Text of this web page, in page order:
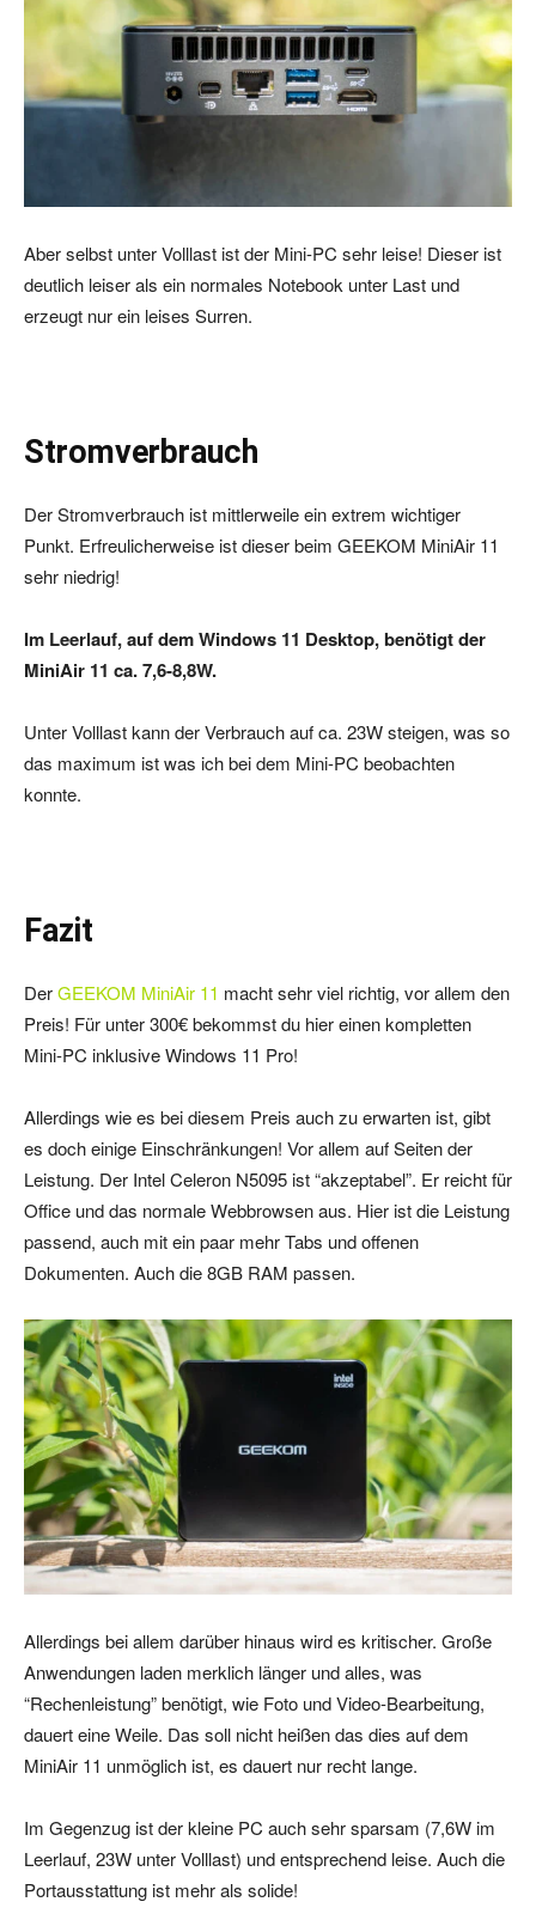
Aber selbst unter Volllast ist der Mini-PC sehr leise! Dieser ist
deutlich leiser als ein normales Notebook unter Last und
erzeugt nur ein leises Surren.
Stromverbrauch
Der Stromverbrauch ist mittlerweile ein extrem wichtiger
Punkt. Erfreulicherweise ist dieser beim GEEKOM MiniAir 11
sehr niedrig!
Im Leerlauf, auf dem Windows 11 Desktop, benötigt der
MiniAir 11 ca. 7,6-8,8W.
Unter Volllast kann der Verbrauch auf ca. 23W steigen, was so
das maximum ist was ich bei dem Mini-PC beobachten
konnte.
Fazit
DerGEEKOM MiniAir 11 macht sehr viel richtig, vor allem den
Preis! Für unter 300€ bekommst du hier einen kompletten
Mini-PC inklusive Windows 11 Pro!
Allerdings wie es bei diesem Preis auch zu erwarten ist, gibt
es doch einige Einschränkungen! Vor allem auf Seiten der
Leistung. Der Intel Celeron N5095 ist “akzeptabel”. Er reicht für
Office und das normale Webbrowsen aus. Hier ist die Leistung
passend, auch mit ein paar mehr Tabs und offenen
Dokumenten. Auch die 8GB RAM passen.
Allerdings bei allem darüber hinaus wird es kritischer. Große
Anwendungen laden merklich länger und alles, was
“Rechenleistung” benötigt, wie Foto und Video-Bearbeitung,
dauert eine Weile. Das soll nicht heißen das dies auf dem
MiniAir 11 unmöglich ist, es dauert nur recht lange.
Im Gegenzug ist der kleine PC auch sehr sparsam (7,6W im
Leerlauf, 23W unter Volllast) und entsprechend leise. Auch die
Portausstattung ist mehr als solide!